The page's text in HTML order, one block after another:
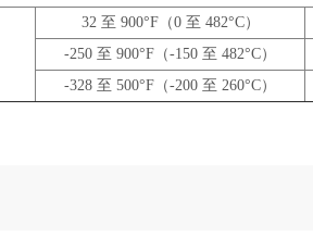
32 至 900°F（0 至 482°C）
-250 至 900°F（-150 至 482°C）
-328 至 500°F（-200 至 260°C）